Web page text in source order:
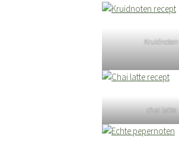
Kruidnoten
chai latte